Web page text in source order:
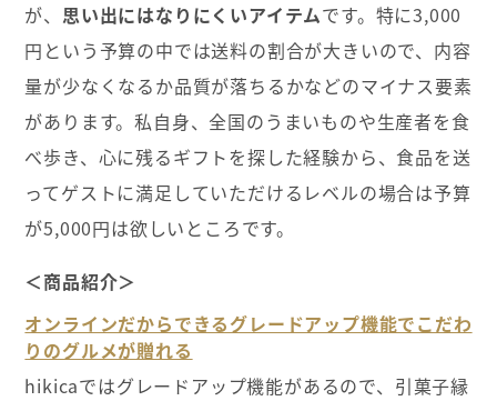
が、 思い出にはなりにくいアイテムです。特に3,000
円という予算の中では送料の割合が大きいので、内容
量が少なくなるか品質が落ちるかなどのマイナス要素
があります。私自身、全国のうまいものや生産者を食
べ歩き、心に残るギフトを探した経験から、食品を送
ってゲストに満足していただけるレベルの場合は予算
が5,000円は欲しいところです。
＜商品紹介＞
オンラインだからできるグレードアップ機能でこだわ
りのグルメが贈れる
hikicaではグレードアップ機能があるので、引菓子縁